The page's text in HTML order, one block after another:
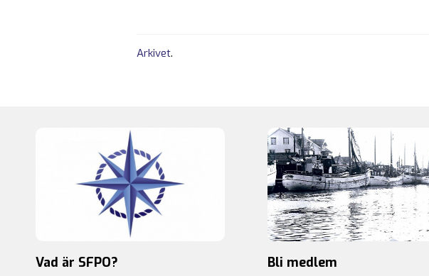
Arkivet.
Vad är SFPO? Bli medlem